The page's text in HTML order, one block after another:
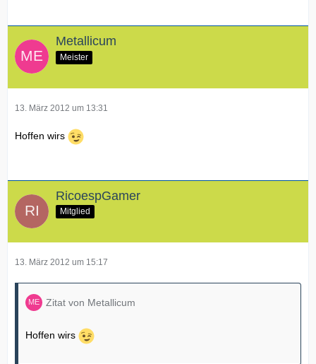
Metallicum
Meister
13. März 2012 um 13:31
Hoffen wirs
RicoespGamer
Mitglied
13. März 2012 um 15:17
Zitat von Metallicum
Hoffen wirs